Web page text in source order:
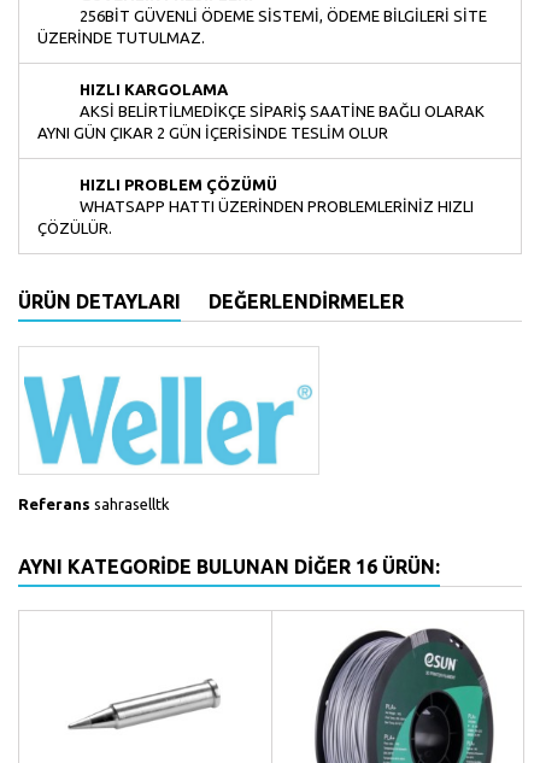
256BIT GÜVENLI ÖDEME SISTEMI, ÖDEME BILGILERI SITE
ÜZERINDE TUTULMAZ.
HIZLI KARGOLAMA
AKSI BELIRTILMEDIKÇE SIPARIŞ SAATINE BAĞLI OLARAK
AYNI GÜN ÇIKAR 2 GÜN IÇERISINDE TESLIM OLUR
HIZLI PROBLEM ÇÖZÜMÜ
WHATSAPP HATTI ÜZERINDEN PROBLEMLERINIZ HIZLI
ÇÖZÜLÜR.
ÜRÜN DETAYLARI DEĞERLENDIRMELER
Referans sahraselltk
AYNI KATEGORIDE BULUNAN DIĞER 16 ÜRÜN: